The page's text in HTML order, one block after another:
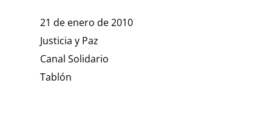
21 de enero de 2010
Justicia y Paz
Canal Solidario
Tablón